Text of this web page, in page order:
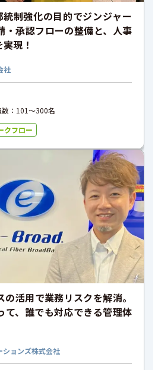
制強化の目的でジンジャー
・承認フローの整備と、人事
現！
社
：101〜300名
クフロー
活用で業務リスクを解消。
て、誰でも対応できる管理体
ションズ株式会社